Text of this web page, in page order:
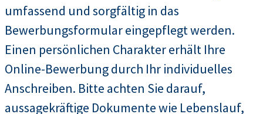
umfassend und sorgfältig in das
Bewerbungsformular eingepflegt werden.
Einen persönlichen Charakter erhält Ihre
Online-Bewerbung durch Ihr individuelles
Anschreiben. Bitte achten Sie darauf,
aussagekräftige Dokumente wie Lebenslauf,